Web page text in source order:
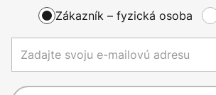
Zákazník – fyzická osoba